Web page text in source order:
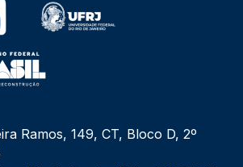
Ramos, 149, CT, Bloco D, 2º